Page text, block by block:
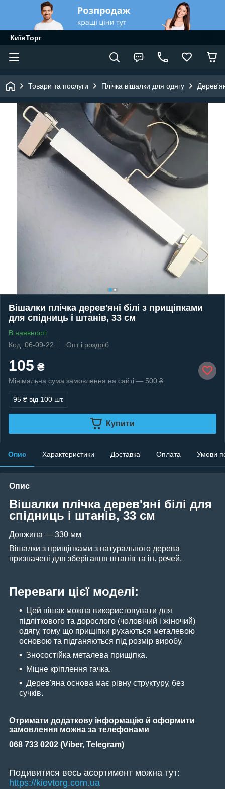
КиївТорг
Товари та послуги Плічка вішалки для одягу
Вішалки плічка дерев'яні білі з прищіпками
для спідниць і штанів, 33 см
В наявності
Код: 06-09-22
Опт і роздріб
105 ₴
Мінімальна сума замовлення на сайті — 500 ₴
95 ₴ від 100 шт.
Купити
Опис Характеристики Доставка Оплата Умови
Опис
Вішалки плічка дерев'яні білі для
спідниць і штанів, 33 см
Довжина — 330 мм
Вішалки з прищіпками з натурального дерева
призначені для зберігання штанів та ін. речей.
Переваги цієї моделі:
Цей вішак можна використовувати для
підліткового та дорослого (чоловічий і жіночий)
одягу, тому що прищіпки рухаються металевою
основою та підганяються під розмір виробу.
Зносостійка металева прищіпка.
Міцне кріплення гачка.
Дерев'яна основа має рівну структуру, без
сучків.
Отримати додаткову інформацію й оформити
замовлення можна за телефонами
068 733 0202 (Viber, Telegram)
Подивитися весь асортимент можна тут:
https://kievtorg.com.ua